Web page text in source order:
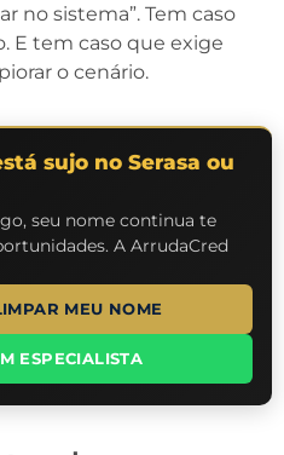
no sistema”. Tem caso
E tem caso que exige
o cenário.
sujo no Serasa ou
seu nome continua te
A ArrudaCred
MEU NOME
ESPECIALISTA